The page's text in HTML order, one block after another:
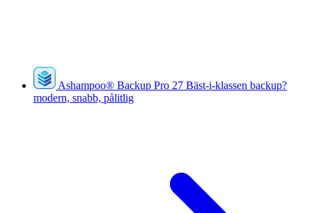
Ashampoo® Backup Pro 27 Bäst-i-klassen backup?
modern, snabb, pålitlig